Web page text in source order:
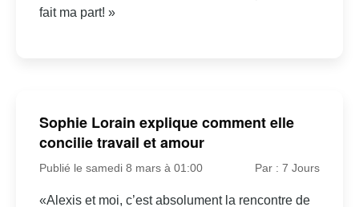
fait ma part! »
Sophie Lorain explique comment elle
concilie travail et amour
Publié le samedi 8 mars à 01:00 Par : 7 Jours
«Alexis et moi, c’est absolument la rencontre de